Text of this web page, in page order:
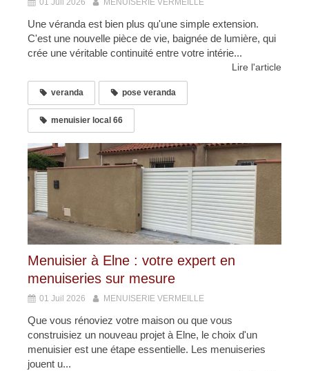
Une véranda est bien plus qu'une simple extension.
C'est une nouvelle pièce de vie, baignée de lumière, qui
crée une véritable continuité entre votre intérie...
Lire l'article
veranda pose veranda
menuisier local 66
Menuisier à Elne : votre expert en
menuiseries sur mesure
01 Juil 2026 MENUISERIE VERMEILLE
Que vous rénoviez votre maison ou que vous
construisiez un nouveau projet à Elne, le choix d'un
menuisier est une étape essentielle. Les menuiseries
jouent u...